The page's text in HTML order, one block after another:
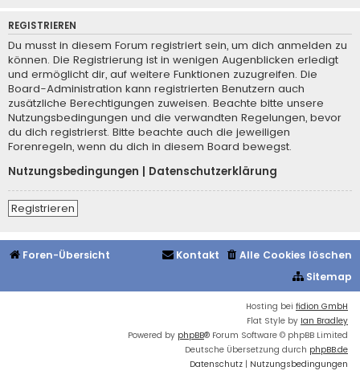
REGISTRIEREN
Du musst in diesem Forum registriert sein, um dich anmelden zu
können. Die Registrierung ist in wenigen Augenblicken erledigt
und ermöglicht dir, auf weitere Funktionen zuzugreifen. Die
Board-Administration kann registrierten Benutzern auch
zusätzliche Berechtigungen zuweisen. Beachte bitte unsere
Nutzungsbedingungen und die verwandten Regelungen, bevor
du dich registrierst. Bitte beachte auch die jeweiligen
Forenregeln, wenn du dich in diesem Board bewegst.
Nutzungsbedingungen
Datenschutzerklärung
Registrieren
Foren-Übersicht Alle Cookies löschen
Kontakt
Sitemap
Hosting bei fidion GmbH
Flat Style by Ian Bradley
Powered by phpBB® Forum Software © phpBB Limited
Deutsche Übersetzung durch phpBB.de
Datenschutz | Nutzungsbedingungen